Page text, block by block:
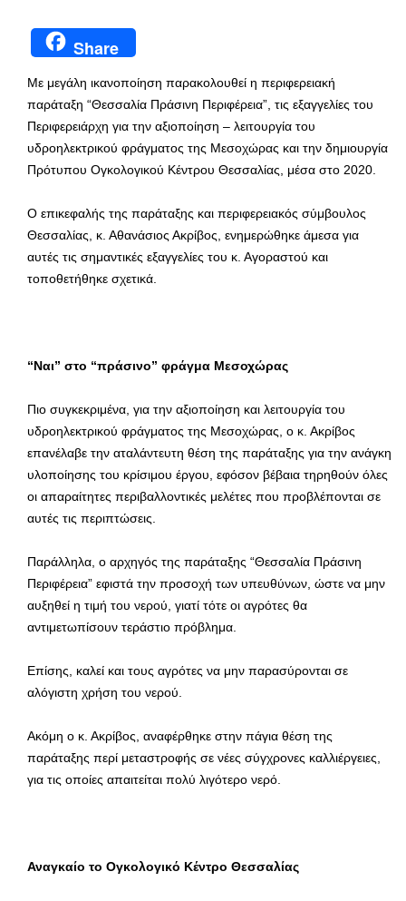
Share
Με μεγάλη ικανοποίηση παρακολουθεί η περιφερειακή
παράταξη “Θεσσαλία Πράσινη Περιφέρεια”, τις εξαγγελίες του
Περιφερειάρχη για την αξιοποίηση – λειτουργία του
υδροηλεκτρικού φράγματος της Μεσοχώρας και την δημιουργία
Πρότυπου Ογκολογικού Κέντρου Θεσσαλίας, μέσα στο 2020.
Ο επικεφαλής της παράταξης και περιφερειακός σύμβουλος
Θεσσαλίας, κ. Αθανάσιος Ακρίβος, ενημερώθηκε άμεσα για
αυτές τις σημαντικές εξαγγελίες του κ. Αγοραστού και
τοποθετήθηκε σχετικά.
“Ναι” στο “πράσινο” φράγμα Μεσοχώρας
Πιο συγκεκριμένα, για την αξιοποίηση και λειτουργία του
υδροηλεκτρικού φράγματος της Μεσοχώρας, ο κ. Ακρίβος
επανέλαβε την αταλάντευτη θέση της παράταξης για την ανάγκη
υλοποίησης του κρίσιμου έργου, εφόσον βέβαια τηρηθούν όλες
οι απαραίτητες περιβαλλοντικές μελέτες που προβλέπονται σε
αυτές τις περιπτώσεις.
Παράλληλα, ο αρχηγός της παράταξης “Θεσσαλία Πράσινη
Περιφέρεια” εφιστά την προσοχή των υπευθύνων, ώστε να μην
αυξηθεί η τιμή του νερού, γιατί τότε οι αγρότες θα
αντιμετωπίσουν τεράστιο πρόβλημα.
Επίσης, καλεί και τους αγρότες να μην παρασύρονται σε
αλόγιστη χρήση του νερού.
Ακόμη ο κ. Ακρίβος, αναφέρθηκε στην πάγια θέση της
παράταξης περί μεταστροφής σε νέες σύγχρονες καλλιέργειες,
για τις οποίες απαιτείται πολύ λιγότερο νερό.
Αναγκαίο το Ογκολογικό Κέντρο Θεσσαλίας